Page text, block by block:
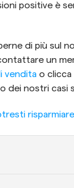
positive è
di più sul
un
vendita o clicca
dei nostri casi